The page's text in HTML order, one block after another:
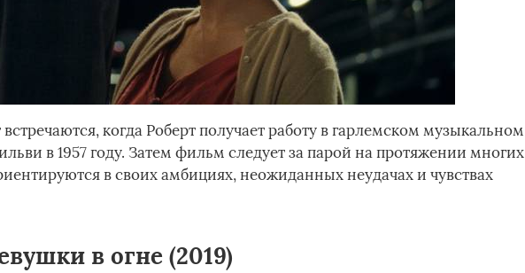
когда Роберт получает работу в гарлемском музыкальном
в 1957 году. Затем фильм следует за парой на протяжении многих
в своих амбициях, неожиданных неудачах и чувствах
в огне (2019)